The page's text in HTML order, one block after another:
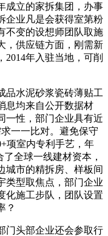
成立的家拆集团，办事
企业凡是会获得室第粉
不变的设想师团队取施
，供应链方面，刚需新
年入驻当地，可削
水泥砂浆瓷砖薄贴工
息均来自公开数据材
一性，部门企业具有近
一一比对。避免保守
项室内专利手艺，年
全球一线建材资本，
城市的精拆房、样板间
类型取焦点，部门企业
化施工步队，团队设置
？
头部企业还会参取行